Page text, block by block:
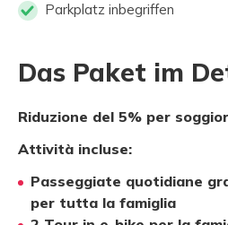
Parkplatz inbegriffen
Das Paket im
Riduzione del 5% per
Attività incluse:
Passeggiate quotidiane
per tutta la famiglia